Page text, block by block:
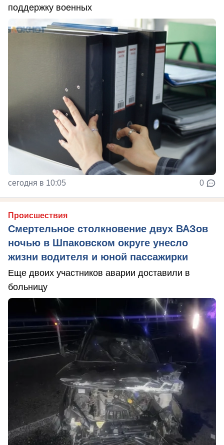
поддержку военных
сегодня в 10:05 0
Происшествия
Смертельное столкновение двух ВАЗов
ночью в Шпаковском округе унесло
жизни водителя и юной пассажирки
Еще двоих участников аварии доставили в
больницу